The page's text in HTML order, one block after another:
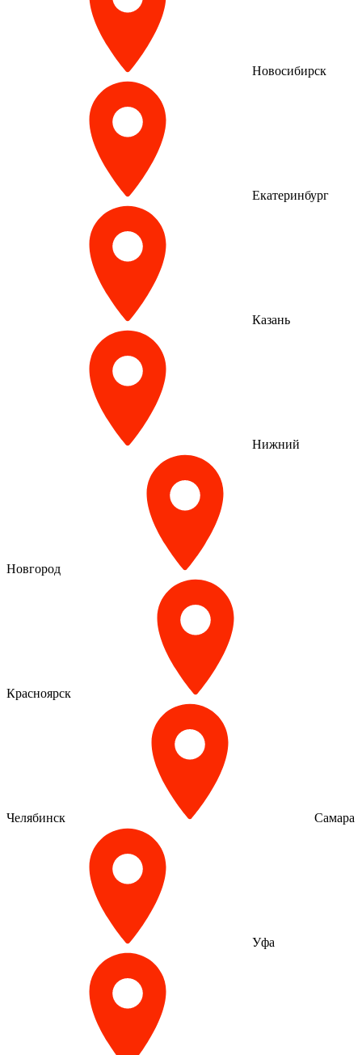
Новосибирск
Екатеринбург
Казань
Нижний
Новгород
Красноярск
Челябинск Самара
Уфа